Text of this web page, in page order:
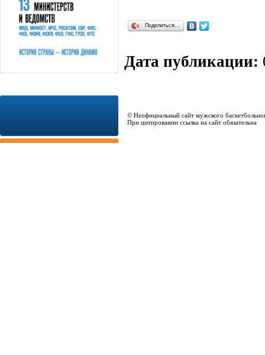
Поделиться…
Дата публикации:
© Неофициальный сайт мужского
При цитировании ссылка на сайт обязательна